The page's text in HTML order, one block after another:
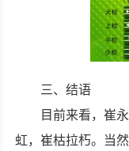
三、结语
目前来看，崔
虹，崔枯拉朽。当